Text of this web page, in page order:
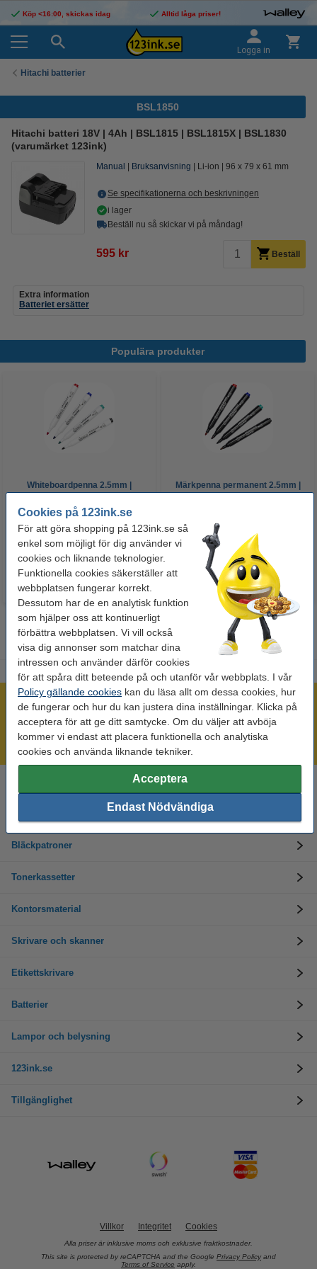
Cookies på 123ink.se
För att göra shopping på 123ink.se så
enkel som möjligt för dig använder vi
cookies och liknande teknologier.
Funktionella cookies säkerställer att
webbplatsen fungerar korrekt.
Dessutom har de en analytisk funktion
som hjälper oss att kontinuerligt
förbättra webbplatsen. Vi vill också
visa dig annonser som matchar dina
intressen och använder därför cookies
för att spåra ditt beteende på och utanför vår webbplats. I vår
Policy gällande cookies kan du läsa allt om dessa cookies, hur
de fungerar och hur du kan justera dina inställningar. Klicka på
acceptera för att ge ditt samtycke. Om du väljer att avböja
kommer vi endast att placera funktionella och analytiska
cookies och använda liknande tekniker.
Acceptera
Endast Nödvändiga
Köp <16:00, skickas idag Alltid låga priser!
Logga in
Hitachi batterier
BSL1850
Hitachi batteri 18V | 4Ah | BSL1815 | BSL1815X | BSL1830
(varumärket 123ink)
Manual Bruksanvisning Li-ion 96 x 79 x 61 mm
Se specifikationerna och beskrivningen
i lager
Beställ nu så skickar vi på måndag!
595 kr Beställ
Extra information
Batteriet ersätter
Populära produkter
Whiteboardpenna 2.5mm |
60 kr Inkl. 25% Moms
Märkpenna permanent 2.5mm |
50 kr Inkl. 25% Moms
Mer än 300.000 kunder!
Beställ innan 16:00 så skickar vi idag!
Alltid låga priser!
Behöver du hjälp? Ring oss på 08-550 04 123
Helgfria vardagar från kl. 9:00 till 16:00
Bläckpatroner
Tonerkassetter
Kontorsmaterial
Skrivare och skanner
Etikettskrivare
Batterier
Lampor och belysning
123ink.se
Tillgänglighet
Villkor Integritet Cookies
Alla priser är inklusive moms och exklusive fraktkostnader.
This site is protected by reCAPTCHA and the Google Privacy Policy and
Terms of Service apply.